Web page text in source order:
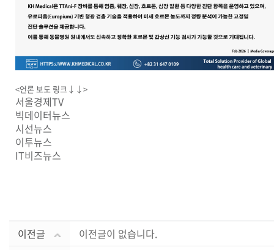
통합 검색
<언론 보도 링크↓↓>
서울경제TV
빅데이터뉴스
시선뉴스
이투뉴스
IT비즈뉴스
이전글
이전글이 없습니다.